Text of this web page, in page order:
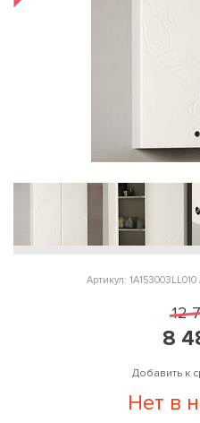
Артикул: 1A153003LL010
12
8
Добавить к
Нет в